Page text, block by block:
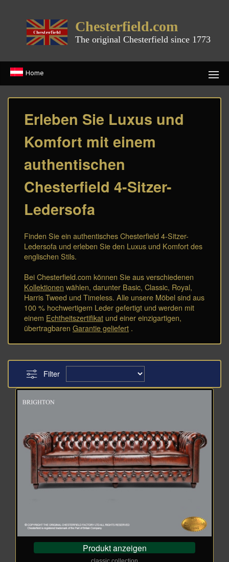
Chesterfield.com
The original Chesterfield since 1773
Home
Erleben Sie Luxus und
Komfort mit einem
authentischen
Chesterfield 4-Sitzer-
Ledersofa
Finden Sie ein authentisches Chesterfield 4-Sitzer-
Ledersofa und erleben Sie den Luxus und Komfort des
englischen Stils.
Bei Chesterfield.com können Sie aus verschiedenen
Kollektionen wählen, darunter Basic, Classic, Royal,
Harris Tweed und Timeless. Alle unsere Möbel sind aus
100 % hochwertigem Leder gefertigt und werden mit
einem Echtheitszertifikat und einer einzigartigen,
übertragbaren Garantie geliefert .
Filter
Produkt anzeigen